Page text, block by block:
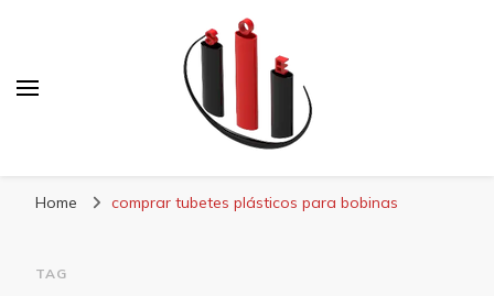
Home comprar tubetes plásticos para bobinas
TAG